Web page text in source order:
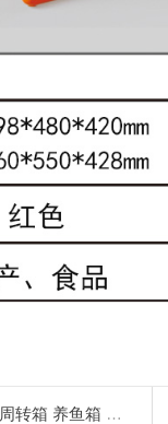
箱 储水箱 养龟箱